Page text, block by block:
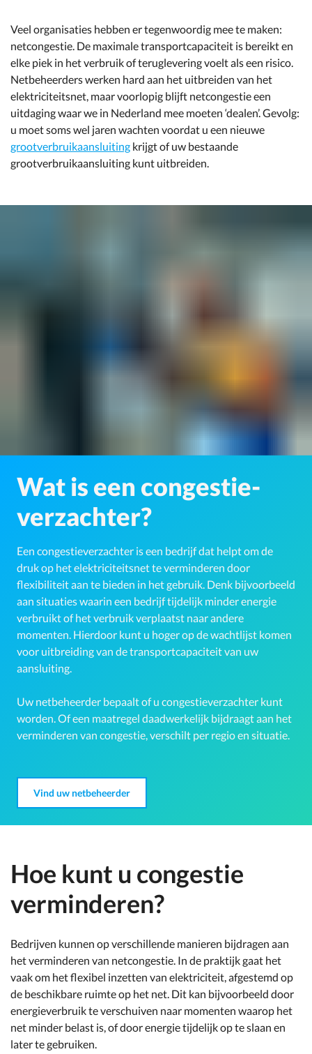
Veel organisaties hebben er tegenwoordig mee te maken:
netcongestie. De maximale transportcapaciteit is bereikt en
elke piek in het verbruik of teruglevering voelt als een risico.
Netbeheerders werken hard aan het uitbreiden van het
elektriciteitsnet, maar voorlopig blijft netcongestie een
uitdaging waar we in Nederland mee moeten ‘dealen’. Gevolg:
u moet soms wel jaren wachten voordat u een nieuwe
grootverbruikaansluiting krijgt of uw bestaande
grootverbruikaansluiting kunt uitbreiden.
Wat is een congestie-
verzachter?
Een congestieverzachter is een bedrijf dat helpt om de
druk op het elektriciteitsnet te verminderen door
flexibiliteit aan te bieden in het gebruik. Denk bijvoorbeeld
aan situaties waarin een bedrijf tijdelijk minder energie
verbruikt of het verbruik verplaatst naar andere
momenten. Hierdoor kunt u hoger op de wachtlijst komen
voor uitbreiding van de transportcapaciteit van uw
aansluiting.
Uw netbeheerder bepaalt of u congestieverzachter kunt
worden. Of een maatregel daadwerkelijk bijdraagt aan het
verminderen van congestie, verschilt per regio en situatie.
Vind uw netbeheerder
Hoe kunt u congestie
verminderen?
Bedrijven kunnen op verschillende manieren bijdragen aan
het verminderen van netcongestie. In de praktijk gaat het
vaak om het flexibel inzetten van elektriciteit, afgestemd op
de beschikbare ruimte op het net. Dit kan bijvoorbeeld door
energieverbruik te verschuiven naar momenten waarop het
net minder belast is, of door energie tijdelijk op te slaan en
later te gebruiken.